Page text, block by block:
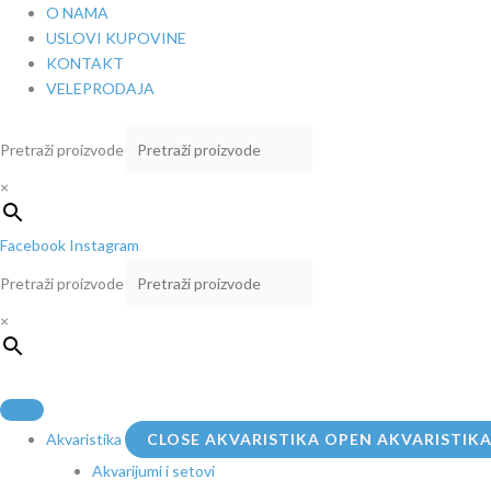
Pređi
sadržaj
O NAMA
USLOVI KUPOVINE
KONTAKT
VELEPRODAJA
Pretraži proizvode
×
Facebook Instagram
Pretraži proizvode
×
Akvaristika CLOSE AKVARISTIKA OPEN AKVARISTIKA
Akvarijumi i setovi